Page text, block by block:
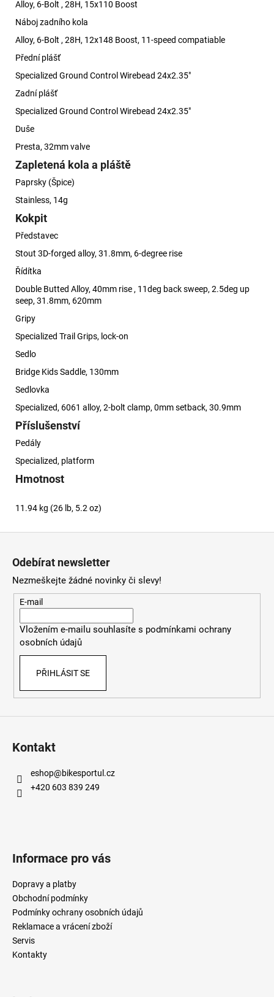
Alloy, 6-Bolt , 28H, 15x110 Boost
Náboj zadního kola
Alloy, 6-Bolt , 28H, 12x148 Boost, 11-speed compatiable
Přední plášť
Specialized Ground Control Wirebead 24x2.35"
Zadní plášť
Specialized Ground Control Wirebead 24x2.35"
Duše
Presta, 32mm valve
Zapletená kola a pláště
Paprsky (Špice)
Stainless, 14g
Kokpit
Představec
Stout 3D-forged alloy, 31.8mm, 6-degree rise
Řídítka
Double Butted Alloy, 40mm rise , 11deg back sweep, 2.5deg up
seep, 31.8mm, 620mm
Gripy
Specialized Trail Grips, lock-on
Sedlo
Bridge Kids Saddle, 130mm
Sedlovka
Specialized, 6061 alloy, 2-bolt clamp, 0mm setback, 30.9mm
Příslušenství
Pedály
Specialized, platform
Hmotnost
11.94 kg (26 lb, 5.2 oz)
Odebírat newsletter
Nezmeškejte žádné novinky či slevy!
E-mail
Vložením e-mailu souhlasíte s podmínkami ochrany
osobních údajů
PŘIHLÁSIT SE
Kontakt
eshop@bikesportul.cz
+420 603 839 249
Informace pro vás
Dopravy a platby
Obchodní podmínky
Podmínky ochrany osobních údajů
Reklamace a vrácení zboží
Servis
Kontakty